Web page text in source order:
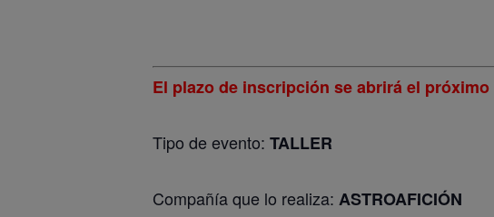
El plazo de inscripción se abrirá el
Tipo de evento: TALLER
Compañía que lo realiza: ASTROAFICIÓN